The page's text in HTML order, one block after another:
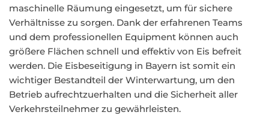
maschinelle Räumung eingesetzt, um für sichere
Verhältnisse zu sorgen. Dank der erfahrenen Teams
und dem professionellen Equipment können auch
größere Flächen schnell und effektiv von Eis befreit
werden. Die Eisbeseitigung in Bayern ist somit ein
wichtiger Bestandteil der Winterwartung, um den
Betrieb aufrechtzuerhalten und die Sicherheit aller
Verkehrsteilnehmer zu gewährleisten.